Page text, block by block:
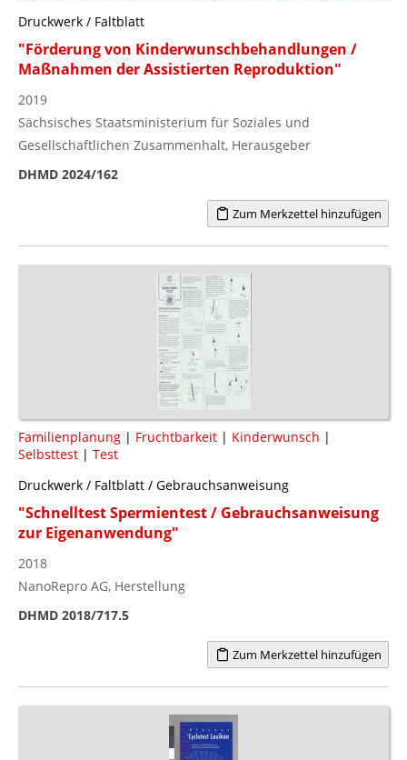
Druckwerk / Faltblatt
"Förderung von Kinderwunschbehandlungen /
Maßnahmen der Assistierten Reproduktion"
2019
Sächsisches Staatsministerium für Soziales und
Gesellschaftlichen Zusammenhalt, Herausgeber
DHMD 2024/162
Zum Merkzettel hinzufügen
Familienplanung | Fruchtbarkeit | Kinderwunsch |
Selbsttest | Test
Druckwerk / Faltblatt / Gebrauchsanweisung
"Schnelltest Spermientest / Gebrauchsanweisung
zur Eigenanwendung"
2018
NanoRepro AG, Herstellung
DHMD 2018/717.5
Zum Merkzettel hinzufügen